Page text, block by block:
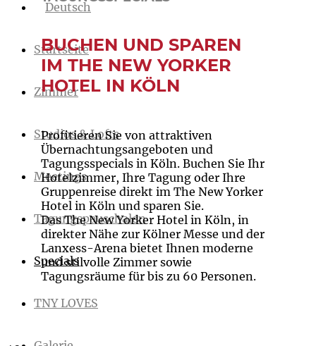
Startseite
Zimmer
Studios & Lofts
Meetings
Tagungspauschalen
Specials
TNY LOVES
BUCHEN UND SPAREN
IM THE NEW YORKER
HOTEL IN KÖLN
Profitieren Sie von attraktiven
Übernachtungsangeboten und
Tagungsspecials in Köln. Buchen Sie Ihr
Hotelzimmer, Ihre Tagung oder Ihre
Gruppenreise direkt im The New Yorker
Hotel in Köln und sparen Sie.
Das The New Yorker Hotel in Köln, in
direkter Nähe zur Kölner Messe und der
Lanxess-Arena bietet Ihnen moderne
und stilvolle Zimmer sowie
Tagungsräume für bis zu 60 Personen.